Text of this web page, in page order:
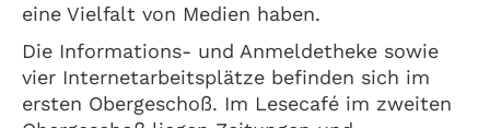
eine Vielfalt von Medien haben.
Die Informations- und Anmeldetheke sowie
vier Internetarbeitsplätze befinden sich im
ersten Obergeschoß. Im Lesecafé im zweiten